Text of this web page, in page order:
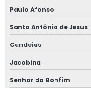
Paulo Afonso
Santo Antônio de Jesus
Candeias
Jacobina
Senhor do Bonfim